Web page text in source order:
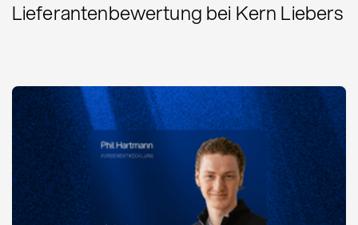
Lieferantenbewertung bei Kern Liebers